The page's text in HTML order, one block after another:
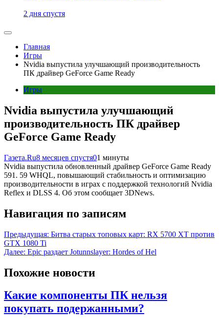
2 дня спустя
Главная
Игры
Nvidia выпустила улучшающий производительность
ПК драйвер GeForce Game Ready
Игры
Nvidia выпустила улучшающий
производительность ПК драйвер
GeForce Game Ready
Газета.Ru8 месяцев спустя01 минуты
Nvidia выпустила обновленный драйвер GeForce Game Ready
591. 59 WHQL, повышающий стабильность и оптимизацию
производительности в играх с поддержкой технологий Nvidia
Reflex и DLSS 4. Об этом сообщает 3DNews.
Навигация по записям
Предыдущая: Битва старых топовых карт: RX 5700 XT против
GTX 1080 Ti
Далее: Epic раздает Jotunnslayer: Hordes of Hel
Похожие новости
Какие компоненты ПК нельзя
покупать подержанными?